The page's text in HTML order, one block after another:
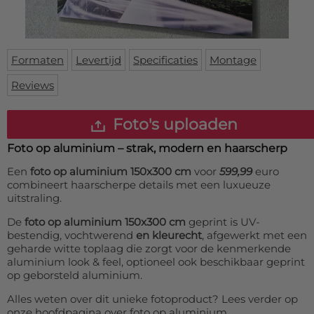
Deurmat
Vloermat
Skateboard deck
Over ons
Formaten Levertijd Specificaties
Montage
Reviews
Foto's uploaden
Foto op aluminium – strak, modern en haarscherp
Een foto op aluminium 150x300 cm voor 599,99euro
combineert haarscherpe details met een luxueuze
uitstraling.
De foto op aluminium 150x300 cm geprint is UV-
bestendig, vochtwerend en kleurecht, afgewerkt met een
geharde witte toplaag die zorgt voor de kenmerkende
aluminium look & feel, optioneel ook beschikbaar geprint
op geborsteld aluminium.
Alles weten over dit unieke fotoproduct? Lees verder op